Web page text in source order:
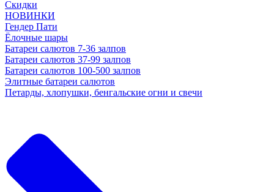
Скидки
НОВИНКИ
Гендер Пати
Ёлочные шары
Батареи салютов 7-36 залпов
Батареи салютов 37-99 залпов
Батареи салютов 100-500 залпов
Элитные батареи салютов
Петарды, хлопушки, бенгальские огни и свечи